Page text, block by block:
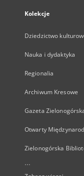
Kolekcje
Dziedzictwo
Nauka i dydaktyka
Regionalia
Archiwum Kresowe
Gazeta
Otwarty
Zielonogórska
...